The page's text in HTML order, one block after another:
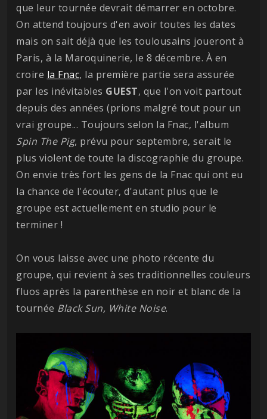
que leur tournée devrait démarrer en octobre.
On attend toujours d'en avoir toutes les dates
mais on sait déjà que les toulousains joueront à
Paris, à la Maroquinerie, le 8 décembre. À en
croire la Fnac, la première partie sera assurée
par les inévitables GUEST, que l'on voit partout
depuis des années (prions malgré tout pour un
vrai groupe... Toujours selon la Fnac, l'album
Spin The Pig, prévu pour septembre, serait le
plus violent de toute la discographie du groupe.
On envie très fort les gens de la Fnac qui ont eu
la chance de l'écouter, d'autant plus que le
groupe est actuellement en studio pour le
terminer !
On vous laisse avec une photo récente du
groupe, qui revient à ses traditionnelles couleurs
fluos après la parenthèse en noir et blanc de la
tournée Black Sun, White Noise.